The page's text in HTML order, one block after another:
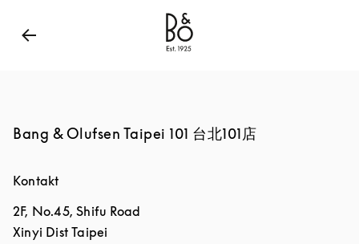
Bang & Olufsen - Exist to Create
Bang & Olufsen Taipei 101 台北101店
Kontakt
2F, No.45, Shifu Road
Xinyi Dist Taipei